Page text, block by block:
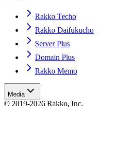
Rakko Techo
Rakko Daifukucho
Server Plus
Domain Plus
Rakko Memo
Media
© 2019-2026 Rakko, Inc.